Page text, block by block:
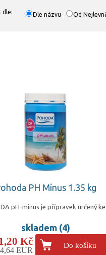
dle: Dle názvu Od
PH Mínus 1.35 kg
pH-minus je přípravek určený ke
skladem (4)
Kč
4,64 EUR
Do košíku